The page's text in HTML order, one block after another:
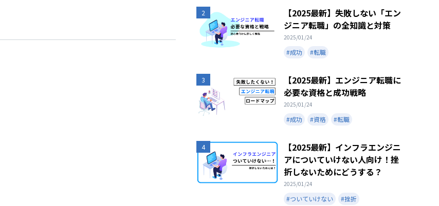
2
【2025最新】失敗しない「エン
ジニア転職」の全知識と対策
2025/01/24
#成功 #転職
3
【2025最新】エンジニア転職に
必要な資格と成功戦略
2025/01/24
#成功 #資格 #転職
4
【2025最新】インフラエンジニ
アについていけない人向け！挫
折しないためにどうする？
2025/01/24
#ついていけない #挫折